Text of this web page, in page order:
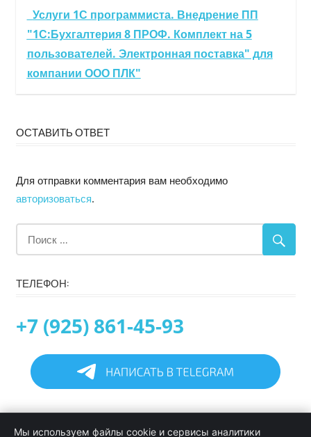
Услуги 1С программиста. Внедрение ПП
"1С:Бухгалтерия 8 ПРОФ. Комплект на 5
пользователей. Электронная поставка" для
компании ООО ПЛК"
ОСТАВИТЬ ОТВЕТ
Для отправки комментария вам необходимо
авторизоваться.
ТЕЛЕФОН:
+7 (925) 861-45-93
Мы используем файлы cookie и сервисы аналитики